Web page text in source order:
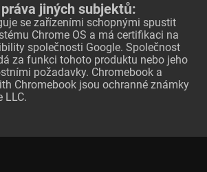
jiných subjektů:
se zařízeními schopnými spustit
Chrome OS a má certifikaci na
společnosti Google. Společnost
za funkci tohoto produktu nebo jeho
požadavky. Chromebook a
Chromebook jsou ochranné známky
LLC.